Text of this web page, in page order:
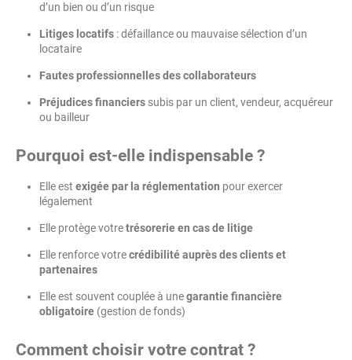
d’un bien ou d’un risque
Litiges locatifs : défaillance ou mauvaise sélection d’un
locataire
Fautes professionnelles des collaborateurs
Préjudices financiers subis par un client, vendeur, acquéreur
ou bailleur
Pourquoi est-elle indispensable ?
Elle est exigée par la réglementation pour exercer
légalement
Elle protège votretrésorerie en cas de litige
Elle renforce votrecrédibilité auprès des clients et
partenaires
Elle est souvent couplée à unegarantie financière
obligatoire (gestion de fonds)
Comment choisir votre contrat ?